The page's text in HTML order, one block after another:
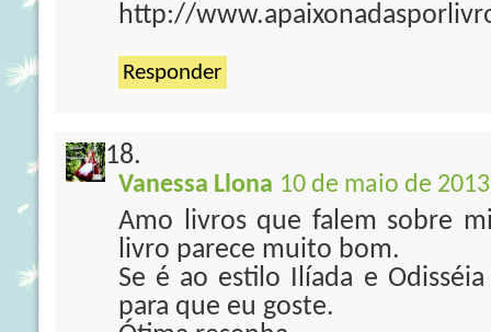
http://
Responder
Vanessa Llona 10 de maio de
Amo livros que falem sobre
livro parece muito bom.
Se é ao estilo Ilíada e
para que eu goste.